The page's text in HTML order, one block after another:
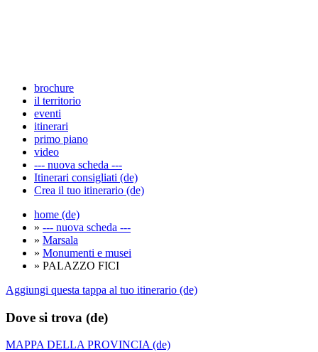
brochure
il territorio
eventi
itinerari
primo piano
video
--- nuova scheda ---
Itinerari consigliati (de)
Crea il tuo itinerario (de)
home (de)
» --- nuova scheda ---
» Marsala
» Monumenti e musei
» PALAZZO FICI
Aggiungi questa tappa al tuo itinerario (de)
Dove si trova (de)
MAPPA DELLA PROVINCIA (de)